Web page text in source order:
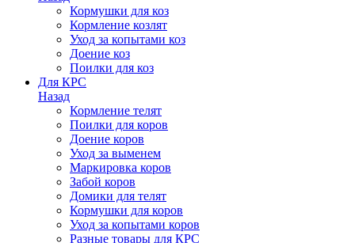
Кормушки для коз
Кормление козлят
Уход за копытами коз
Доение коз
Поилки для коз
Для КРС
Назад
Кормление телят
Поилки для коров
Доение коров
Уход за выменем
Маркировка коров
Забой коров
Домики для телят
Кормушки для коров
Уход за копытами коров
Разные товары для КРС